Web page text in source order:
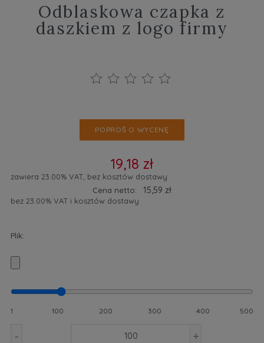
Odblaskowa czapka z
daszkiem z logo firmy
POPROŚ O WYCENĘ
19,18 zł
zawiera 23.00% VAT, bez kosztów dostawy
Cena netto:
15,59 zł
bez 23.00% VAT i kosztów dostawy
Plik:
1 100 200 300 400 500
- +